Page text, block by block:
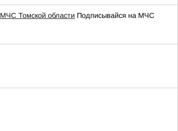
МЧС Томской области Подписывайся на МЧС